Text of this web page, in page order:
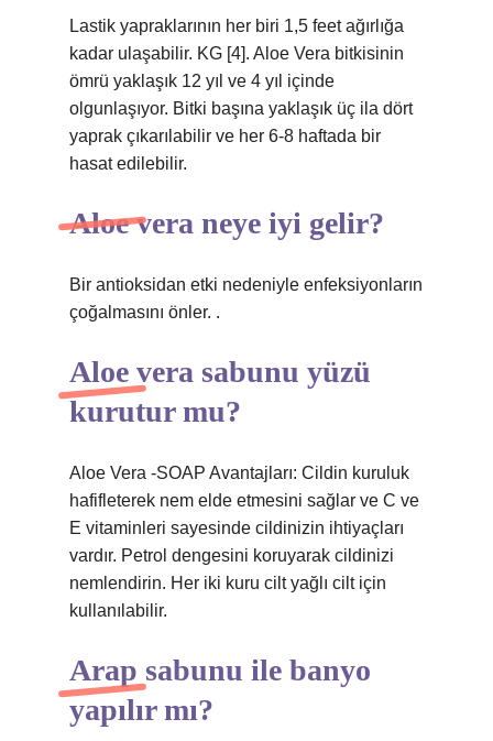
Lastik yapraklarının her biri 1,5 feet ağırlığa
kadar ulaşabilir. KG [4]. Aloe Vera bitkisinin
ömrü yaklaşık 12 yıl ve 4 yıl içinde
olgunlaşıyor. Bitki başına yaklaşık üç ila dört
yaprak çıkarılabilir ve her 6-8 haftada bir
hasat edilebilir.
Aloe vera neye iyi gelir?
Bir antioksidan etki nedeniyle enfeksiyonların
çoğalmasını önler. .
Aloe vera sabunu yüzü
kurutur mu?
Aloe Vera -SOAP Avantajları: Cildin kuruluk
hafifleterek nem elde etmesini sağlar ve C ve
E vitaminleri sayesinde cildinizin ihtiyaçları
vardır. Petrol dengesini koruyarak cildinizi
nemlendirin. Her iki kuru cilt yağlı cilt için
kullanılabilir.
Arap sabunu ile banyo
yapılır mı?